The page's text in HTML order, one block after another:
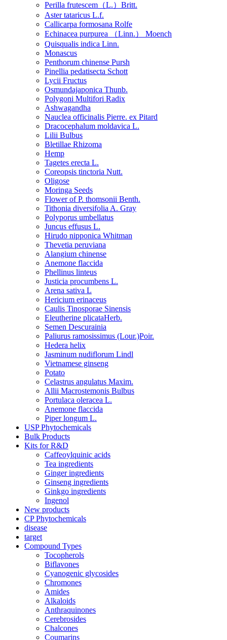
Perilla frutescem（L.）Britt.
Aster tataricus L.f.
Callicarpa formosana Rolfe
Echinacea purpurea （Linn.） Moench
Quisqualis indica Linn.
Monascus
Penthorum chinense Pursh
Pinellia pedatisecta Schott
Lycii Fructus
Osmundajaponica Thunb.
Polygoni Multifori Radix
Ashwagandha
Nauclea officinalis Pierre. ex Pitard
Dracocephalum moldavica L.
Lilii Bulbus
Bletillae Rhizoma
Hemp
Tagetes erecta L.
Coreopsis tinctoria Nutt.
Oligose
Moringa Seeds
Flower of P. thomsonii Benth.
Tithonia diversifolia A. Gray
Polyporus umbellatus
Juncus effusus L.
Hirudo nipponica Whitman
Thevetia peruviana
Alangium chinense
Anemone flaccida
Phellinus linteus
Justicia procumbens L.
Arena sativa L
Hericium erinaceus
Caulis Tinosporae Sinensis
Eleutherine plicataHerb.
Semen Descurainia
Paliurus ramosissimus (Lour.)Poir.
Hedera helix
Jasminum nudiflorum Lindl
Vietnamese ginseng
Potato
Celastrus angulatus Maxim.
Allii Macrostemonis Bulbus
Portulaca oleracea L.
Anemone flaccida
Piper longum L.
USP Phytochemicals
Bulk Products
Kits for R&D
Caffeoylquinic acids
Tea ingredients
Ginger ingredients
Ginseng ingredients
Ginkgo ingredients
Ingenol
New products
CP Phytochemicals
disease
target
Compound Types
Tocopherols
Biflavones
Cyanogenic glycosides
Chromones
Amides
Alkaloids
Anthraquinones
Cerebrosides
Chalcones
Coumarins